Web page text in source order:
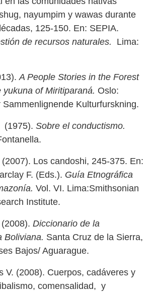
nayumpim y wawas durante
125-150. En: SEPIA.
de recursos naturales. Lima:
A People Stories in the Forest
yukuna of Miritiparaná. Oslo:
Sammenlignende Kulturfurskning.
(1975). Sobre el conductismo.
Los candoshi, 245-375. En:
F. (Eds.). Guía Etnográfica
Vol. VI. Lima:Smithsonian
Institute.
Diccionario de la
Boliviana. Santa Cruz de la Sierra,
Bajos/ Aguarague.
V. (2008). Cuerpos, cadáveres y
comensalidad, y